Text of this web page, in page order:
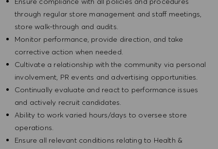
through regular store management and staff meetings,
store walk-through and audits.
Monitor performance, provide direction, and take
corrective action when needed.
Cultivate a relationship with the community via personal
involvement, PR events and advertising opportunities.
Continually evaluate and react to performance issues
and actively recruit candidates.
Ability to work varied hours/days to oversee store
operations.
Ensure all relevant conditions relating to Health &